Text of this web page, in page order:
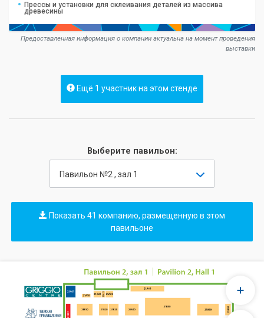
Прессы и установки для склеивания деталей из массива
древесины
Предоставленная информация о компании актуальна на момент проведения
выставки
Ещё 1 участник на этом стенде
Выберите павильон:
Павильон №2 , зал 1
Показать 41 компанию, размещенную в этом
павильоне